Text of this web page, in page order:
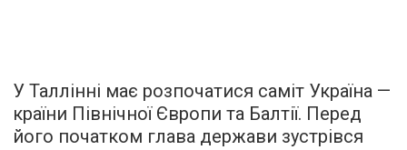
У Таллінні має розпочатися саміт Україна —
країни Північної Європи та Балтії. Перед
його початком глава держави зустрівся